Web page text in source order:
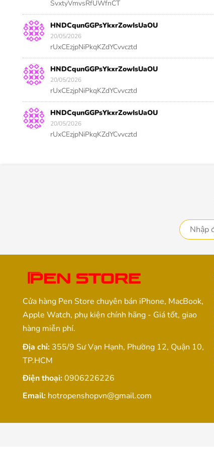
SvxtyVmvsRfUWfnCT
HNDCqunGGPsYkxrZowIsUaOU
20/05/2026
rUxCEzjpNiPkqKZdYCvvcztd
HNDCqunGGPsYkxrZowIsUaOU
20/05/2026
rUxCEzjpNiPkqKZdYCvvcztd
HNDCqunGGPsYkxrZowIsUaOU
20/05/2026
rUxCEzjpNiPkqKZdYCvvcztd
Cửa hàng Pen Store chuyên bán iPhone, MacBook,
Apple Watch, phụ kiện chính hãng - Giá tốt, giao
hàng miễn phí.
Địa chỉ: 355/9 Sư Vạn Hạnh, Phường 12, Quận 10,
TP.HCM
Điện thoại:0906226226
Email: hotropenshopvn@gmail.com